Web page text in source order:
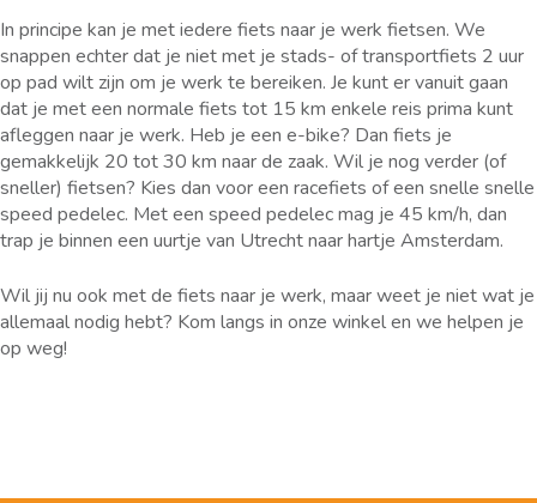
In principe kan je met iedere fiets naar je werk fietsen. We
snappen echter dat je niet met je stads- of transportfiets 2 uur
op pad wilt zijn om je werk te bereiken. Je kunt er vanuit gaan
dat je met een normale fiets tot 15 km enkele reis prima kunt
afleggen naar je werk. Heb je een e-bike? Dan fiets je
gemakkelijk 20 tot 30 km naar de zaak. Wil je nog verder (of
sneller) fietsen? Kies dan voor een racefiets of een snelle snelle
speed pedelec. Met een speed pedelec mag je 45 km/h, dan
trap je binnen een uurtje van Utrecht naar hartje Amsterdam.
Wil jij nu ook met de fiets naar je werk, maar weet je niet wat je
allemaal nodig hebt? Kom langs in onze winkel en we helpen je
op weg!